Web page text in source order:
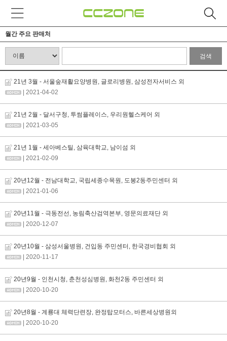
월간 주요 판매처
검색
21년 3월 - 서울숲재활요양병원, 글로리병원, 삼성전자서비스 외
| 2021-04-02
21년 2월 - 달서구청, 투썸플레이스, 우리원헬스케어 외
| 2021-03-05
21년 1월 - 세아베스틸, 삼육대학교, 남이섬 외
| 2021-02-09
20년12월 - 전남대학교, 국립세종수목원, 도봉2동주민센터 외
| 2021-01-06
20년11월 - 극동전선, 농림축산검역본부, 영문의료재단 외
| 2020-12-07
20년10월 - 삼성서울병원, 건입동 주민센터, 한국경비협회 외
| 2020-11-17
20년9월 - 인천시청, 춘천성심병원, 화천2동 주민센터 외
| 2020-10-20
20년8월 - 계룡대 체력단련장, 완정탑모터스, 바른세상병원외
| 2020-10-20